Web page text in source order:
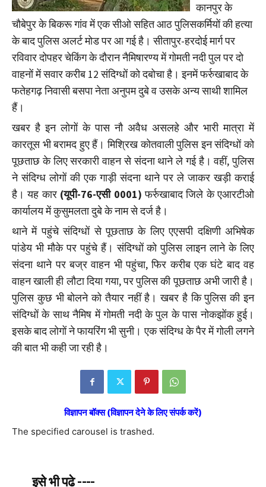
कानपुर के
चौबेपुर के बिकरू गांव में एक सीओ सहित आठ पुलिसकर्मियों की हत्या
के बाद पुलिस अलर्ट मोड पर आ गई है। सीतापुर-हरदोई मार्ग पर
रविवार दोपहर चेकिंग के दौरान नैमिषारण्य में गोमती नदी पुल पर दो
वाहनों में सवार करीब 12 संदिग्धों को दबोचा है। इनमें फर्रुखाबाद के
फतेहगढ़ निवासी बसपा नेता अनुपम दुबे व उसके अन्य साथी शामिल
हैं।
खबर है इन लोगों के पास नौ अवैध असलहे और भारी मात्रा में
कारतूस भी बरामद हुए हैं। मिश्रिख कोतवाली पुलिस इन संदिग्धों को
पूछताछ के लिए सरकारी वाहन से संदना थाने ले गई है। वहीं, पुलिस
ने संदिग्ध लोगों की एक गाड़ी संदना थाने पर ले जाकर खड़ी कराई
है। यह कार (यूपी-76-एसी 0001)फर्रुखाबाद जिले के एआरटीओ
कार्यालय में कुसुमलता दुबे के नाम से दर्ज है।
थाने में पहुंचे संदिग्धों से पूछताछ के लिए एएसपी दक्षिणी अभिषेक
पांडेय भी मौके पर पहुंचे हैं। संदिग्धों को पुलिस लाइन लाने के लिए
संदना थाने पर बज्र वाहन भी पहुंचा, फिर करीब एक घंटे बाद वह
वाहन खाली ही लौटा दिया गया, पर पुलिस की पूछताछ अभी जारी है।
पुलिस कुछ भी बोलने को तैयार नहीं है। खबर है कि पुलिस की इन
संदिग्धों के साथ नैमिष में गोमती नदी के पुल के पास नोकझोंक हुई।
इसके बाद लोगों ने फायरिंग भी सुनी। एक संदिग्ध के पैर में गोली लगने
की बात भी कही जा रही है।
विज्ञापन बॉक्स (विज्ञापन देने के लिए संपर्क करें)
The specified carousel is trashed.
इसे भी पढे ----